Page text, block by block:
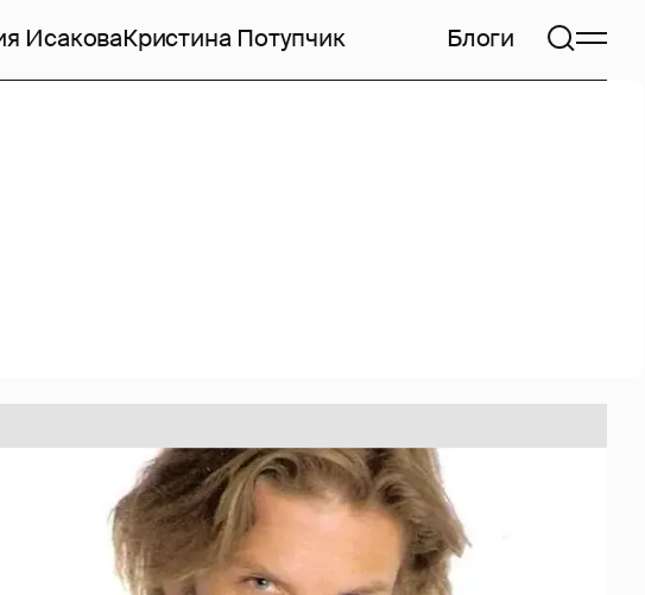
ИсаковаКристина Потупчик Блоги